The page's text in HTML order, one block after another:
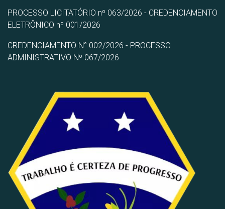
PROCESSO LICITATÓRIO nº 063/2026 - CREDENCIAMENTO
ELETRÔNICO nº 001/2026
CREDENCIAMENTO N° 002/2026 - PROCESSO
ADMINISTRATIVO Nº 067/2026